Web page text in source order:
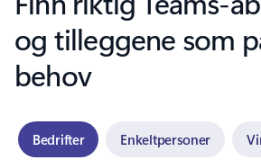
og tilleggene som
behov
Bedrifter Enkeltpersoner